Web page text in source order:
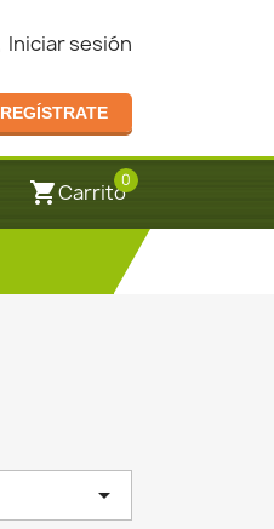
Iniciar sesión
REGÍSTRATE
shopping_cartCarrito0
